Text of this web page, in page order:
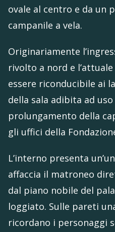
ovale al centro e da un
campanile a vela.
Originariamente
rivolto a nord e
essere riconducibile ai
della sala adibita ad
prolungamento della
gli uffici della
L’interno presenta
affaccia il matroneo
dal piano nobile del
loggiato. Sulle pareti
ricordano i personaggi